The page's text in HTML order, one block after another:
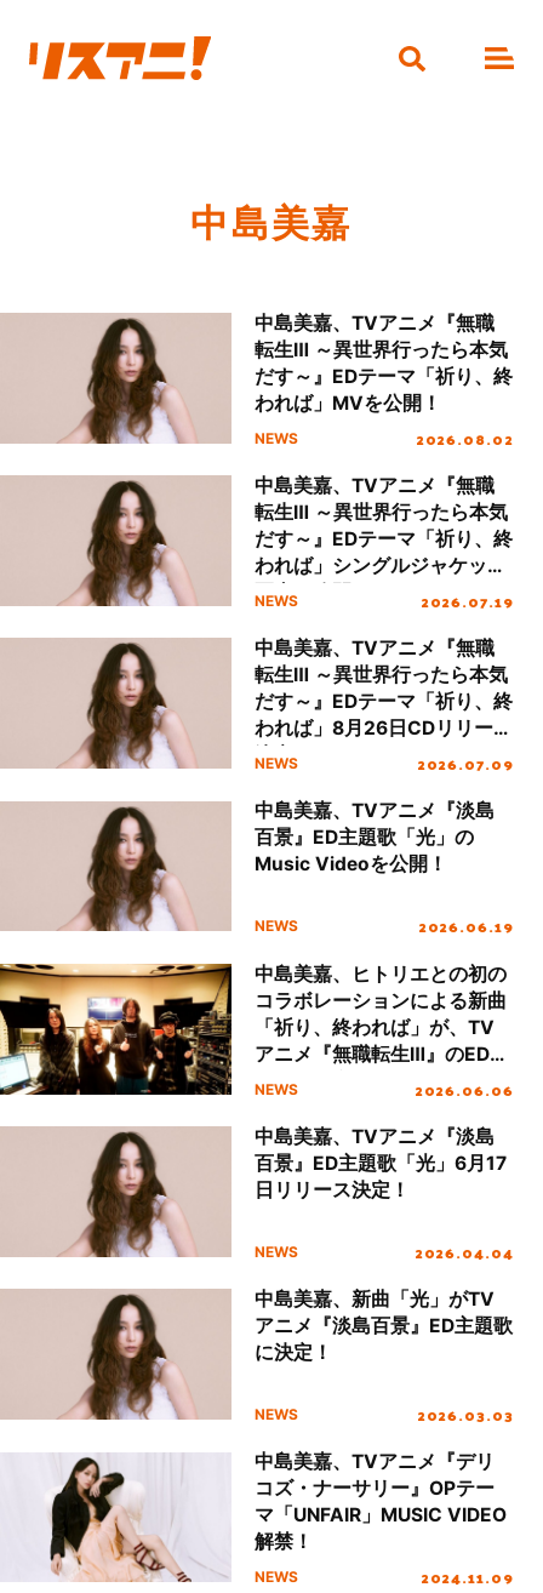
中島美嘉
中島美嘉、TVアニメ『無職
転生Ⅲ ～異世界行ったら本気
だす～』EDテーマ「祈り、終
われば」MVを公開！
NEWS 2026.08.02
中島美嘉、TVアニメ『無職
転生Ⅲ ～異世界行ったら本気
だす～』EDテーマ「祈り、終
われば」シングルジャケット
写真を公開！
NEWS 2026.07.19
中島美嘉、TVアニメ『無職
転生Ⅲ ～異世界行ったら本気
だす～』EDテーマ「祈り、終
われば」8月26日CDリリース
決定！
NEWS 2026.07.09
中島美嘉、TVアニメ『淡島
百景』ED主題歌「光」の
Music Videoを公開！
NEWS 2026.06.19
中島美嘉、ヒトリエとの初の
コラボレーションによる新曲
「祈り、終われば」が、TV
アニメ『無職転生Ⅲ』のEDテ
ーマに決定！
NEWS 2026.06.06
中島美嘉、TVアニメ『淡島
百景』ED主題歌「光」6月17
日リリース決定！
NEWS 2026.04.04
中島美嘉、新曲「光」がTV
アニメ『淡島百景』ED主題歌
に決定！
NEWS 2026.03.03
中島美嘉、TVアニメ『デリ
コズ・ナーサリー』OPテー
マ「UNFAIR」MUSIC VIDEO
解禁！
NEWS 2024.11.09